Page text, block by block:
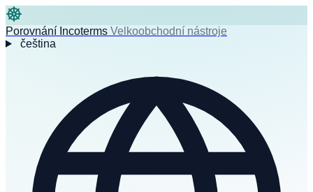
Porovnání Incoterms Velkoobchodní nástroje
čeština